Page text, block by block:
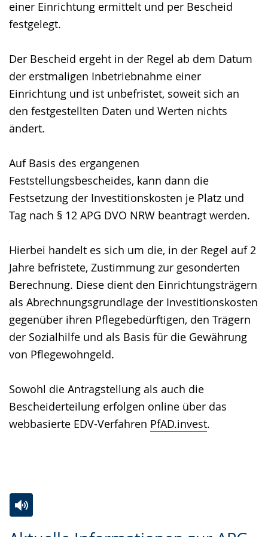
einer Einrichtung ermittelt und per Bescheid
festgelegt.
Der Bescheid ergeht in der Regel ab dem Datum
der erstmaligen Inbetriebnahme einer
Einrichtung und ist unbefristet, soweit sich an
den festgestellten Daten und Werten nichts
ändert.
Auf Basis des ergangenen
Feststellungsbescheides, kann dann die
Festsetzung der Investitionskosten je Platz und
Tag nach § 12 APG DVO NRW beantragt werden.
Hierbei handelt es sich um die, in der Regel auf 2
Jahre befristete, Zustimmung zur gesonderten
Berechnung. Diese dient den Einrichtungsträgern
als Abrechnungsgrundlage der Investitionskosten
gegenüber ihren Pflegebedürftigen, den Trägern
der Sozialhilfe und als Basis für die Gewährung
von Pflegewohngeld.
Sowohl die Antragstellung als auch die
Bescheiderteilung erfolgen online über das
webbasierte EDV-Verfahren PfAD.invest.